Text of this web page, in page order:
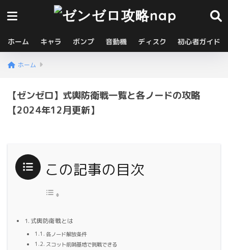
ホーム キャラ ボンプ 音動機 ディスク 初心者ガイド
ホーム
【ゼンゼロ】式輿防衛戦一覧と各ノードの攻略
【2024年12月更新】
この記事の目次
式輿防衛戦とは
各ノード解放条件
スコット前哨基地で挑戦できる